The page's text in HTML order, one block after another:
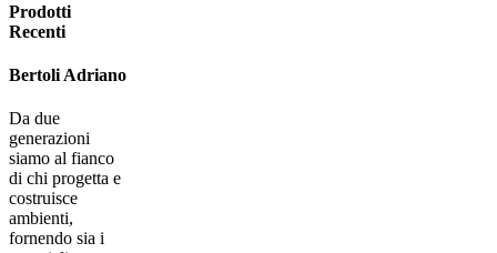
Prodotti
Recenti
Bertoli Adriano
Da due
generazioni
siamo al fianco
di chi progetta e
costruisce
ambienti,
fornendo sia i